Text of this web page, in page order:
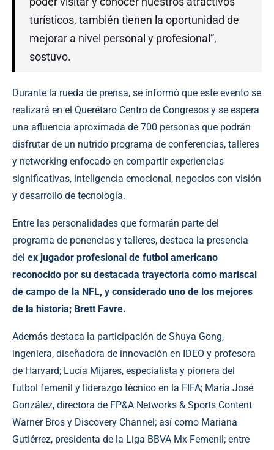
turísticos, también tienen la oportunidad de
mejorar a nivel personal y profesional”,
sostuvo.
Durante la rueda de prensa, se informó que este evento se
realizará en el Querétaro Centro de Congresos y se espera
una afluencia aproximada de 700 personas que podrán
disfrutar de un nutrido programa de conferencias, talleres
y networking enfocado en compartir experiencias
significativas, inteligencia emocional, negocios con visión
y desarrollo de tecnología.
Entre las personalidades que formarán parte del
programa de ponencias y talleres, destaca la presencia
del ex jugador profesional de futbol americano
reconocido por su destacada trayectoria como mariscal
de campo de la NFL, y considerado uno de los mejores
de la historia; Brett Favre.
Además destaca la participación de Shuya Gong,
ingeniera, diseñadora de innovación en IDEO y profesora
de Harvard; Lucía Mijares, especialista y pionera del
futbol femenil y liderazgo técnico en la FIFA; María José
González, directora de FP&A Networks & Sports Content
Warner Bros y Discovery Channel; así como Mariana
Gutiérrez, presidenta de la Liga BBVA Mx Femenil; entre